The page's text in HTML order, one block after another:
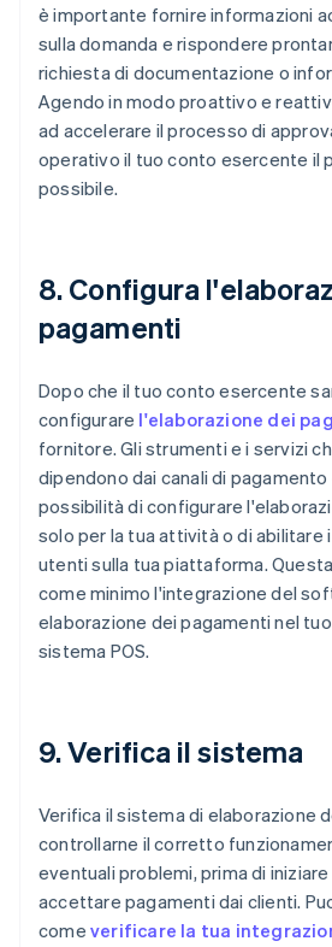
è importante fornire informazioni
sulla domanda e rispondere
richiesta di documentazione o
Agendo in modo proattivo e
ad accelerare il processo di
operativo il tuo conto esercente il
possibile.
8. Configura
pagamenti
Dopo che il tuo conto esercente
configurare l'elaborazione dei
fornitore. Gli strumenti e i servizi
dipendono dai canali di
possibilità di configurare
solo per la tua attività o di abilitare
utenti sulla tua piattaforma.
come minimo l'integrazione del
elaborazione dei pagamenti nel
sistema POS.
9. Verifica il sistema
Verifica il sistema di elaborazione
controllarne il corretto
eventuali problemi, prima di
accettare pagamenti dai clienti.
come verificare la tua